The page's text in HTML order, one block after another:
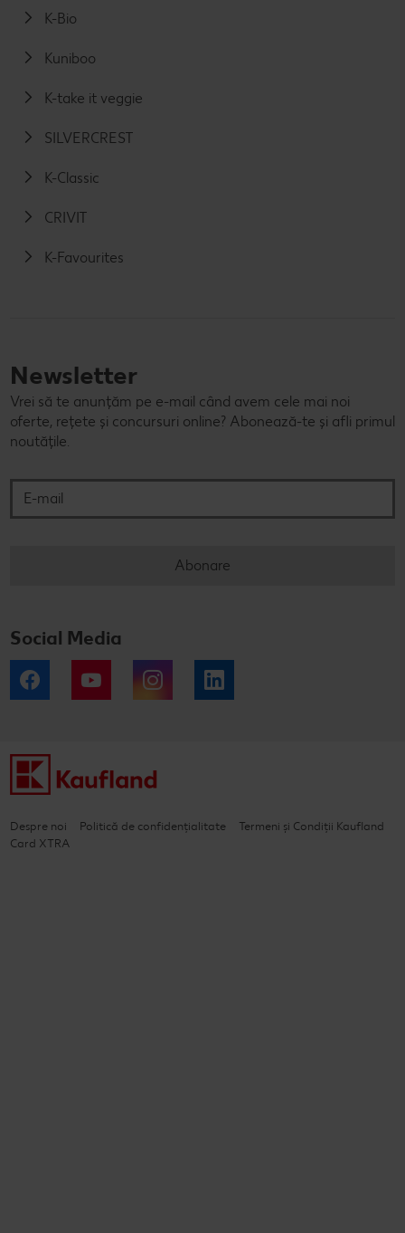
K-Bio
Kuniboo
K-take it veggie
SILVERCREST
K-Classic
CRIVIT
K-Favourites
Newsletter
Vrei să te anunțăm pe e-mail când avem cele mai noi
oferte, rețete și concursuri online? Abonează-te și afli primul
noutățile.
Abonare
Social Media
Facebook YouTube Instagram
Despre noi Politică de confidențialitate
Termeni și Condiții Kaufland
Card XTRA